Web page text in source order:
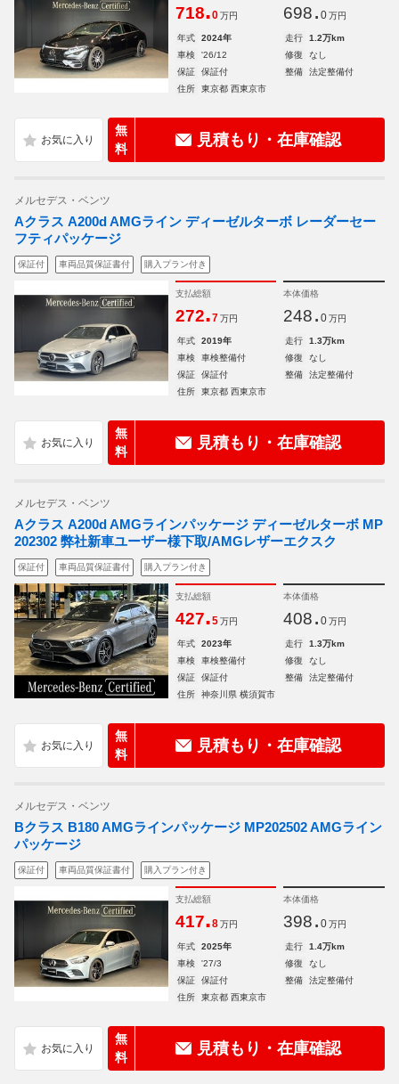
718.0 万円 698. 0 万円
年式 2024年 走行
1.2万km
車検
'26/12 修復
なし
保証
保証付 整備
法定整備付
住所
東京都 西東京市
無
料
見積もり・在庫確認
メルセデス・ベンツ
Aクラス A200d AMGライン ディーゼルターボ レーダーセー
フティパッケージ
保証付 車両品質保証書付 購入プラン付き
支払総額
272.7 万円
本体価格
248. 0 万円
年式 2019年 走行
1.3万km
車検
車検整備付 修復
なし
保証
保証付 整備
法定整備付
住所
東京都 西東京市
無
料
見積もり・在庫確認
メルセデス・ベンツ
Aクラス A200d AMGラインパッケージ ディーゼルターボ MP
202302 弊社新車ユーザー様下取/AMGレザーエクスク
保証付 車両品質保証書付 購入プラン付き
支払総額
427.5 万円
本体価格
408. 0 万円
年式 2023年 走行
1.3万km
車検
車検整備付 修復
なし
保証
保証付 整備
法定整備付
住所
神奈川県 横須賀市
無
料
見積もり・在庫確認
メルセデス・ベンツ
Bクラス B180 AMGラインパッケージ MP202502 AMGライン
パッケージ
保証付 車両品質保証書付 購入プラン付き
支払総額
417.8 万円
本体価格
398. 0 万円
年式 2025年 走行
1.4万km
車検
'27/3 修復
なし
保証
保証付 整備
法定整備付
住所
東京都 西東京市
無
料
見積もり・在庫確認